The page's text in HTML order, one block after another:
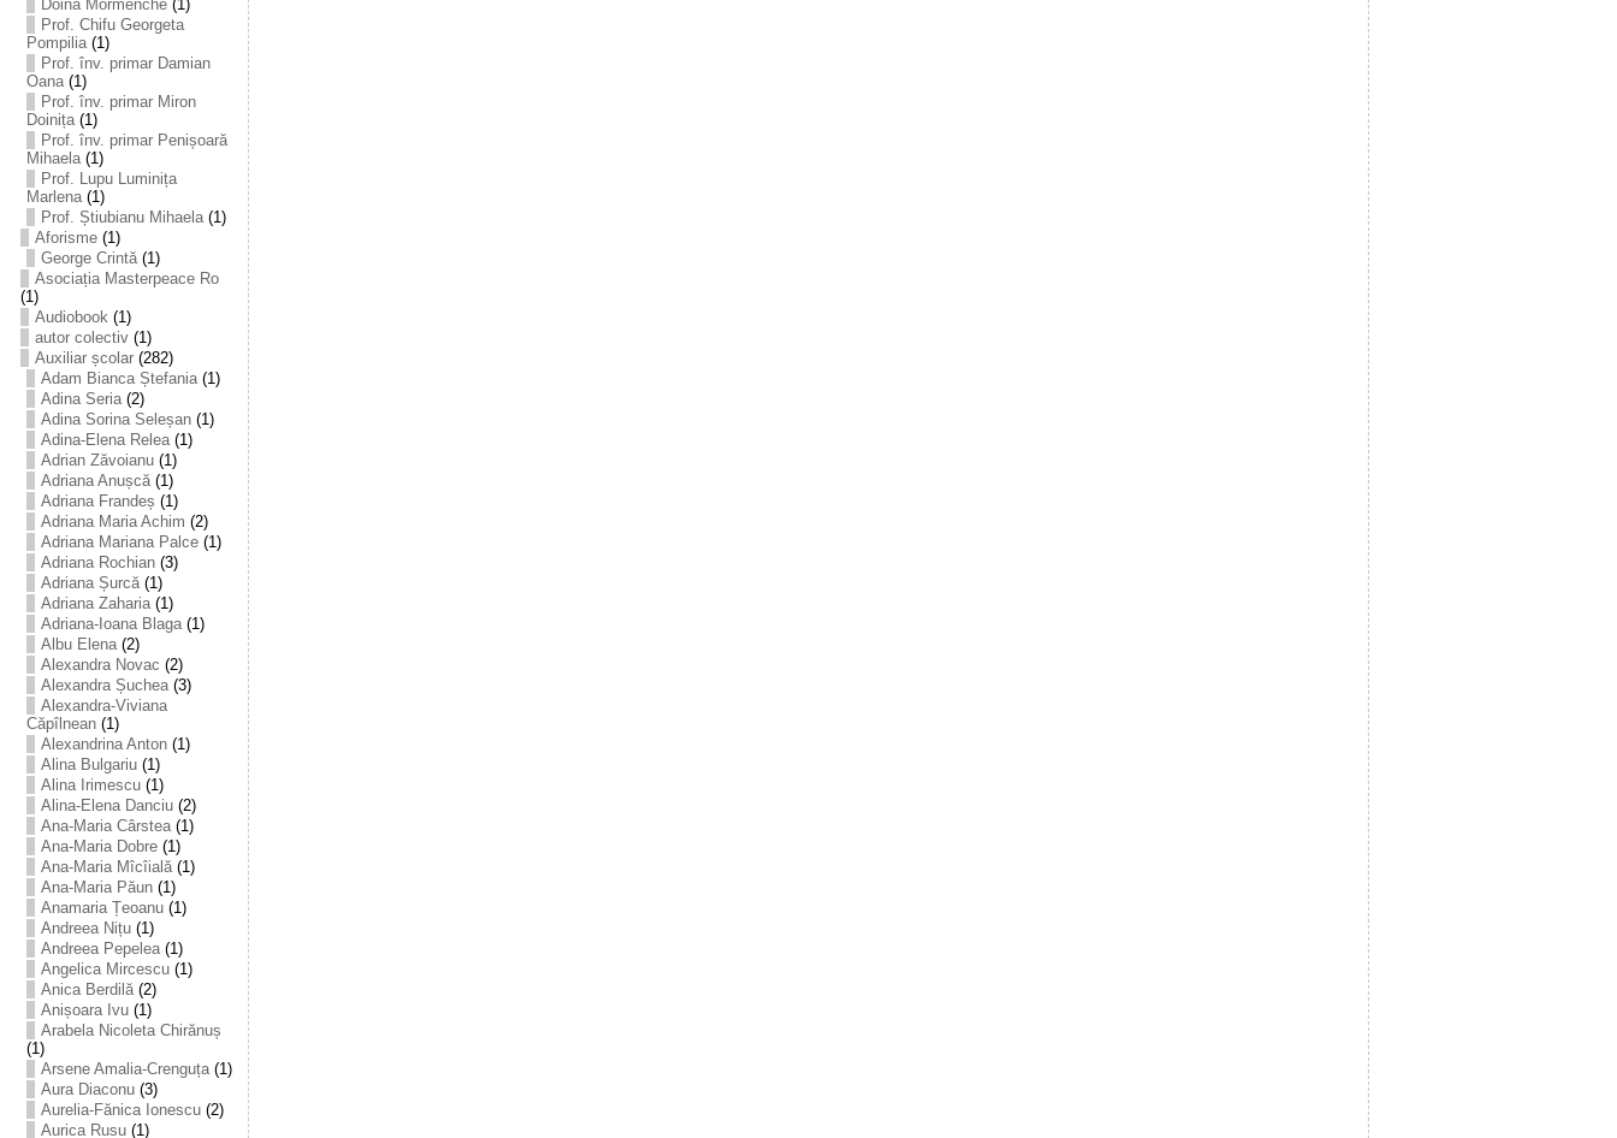
Doina Mormenche(1)
Prof. Chifu Georgeta
Pompilia(1)
Prof. înv. primar Damian
Oana(1)
Prof. înv. primar Miron
Doinița(1)
Prof. înv. primar Penișoară
Mihaela(1)
Prof. Lupu Luminița
Marlena(1)
Prof. Știubianu Mihaela(1)
Aforisme(1)
George Crintă(1)
Asociația Masterpeace Ro
(1)
Audiobook(1)
autor colectiv(1)
Auxiliar școlar(282)
Adam Bianca Ștefania(1)
Adina Seria(2)
Adina Sorina Seleșan(1)
Adina-Elena Relea(1)
Adrian Zăvoianu(1)
Adriana Anușcă(1)
Adriana Frandeș (1)
Adriana Maria Achim (2)
Adriana Mariana Palce(1)
Adriana Rochian(3)
Adriana Șurcă(1)
Adriana Zaharia(1)
Adriana-Ioana Blaga(1)
Albu Elena(2)
Alexandra Novac (2)
Alexandra Șuchea(3)
Alexandra-Viviana
Căpîlnean(1)
Alexandrina Anton(1)
Alina Bulgariu(1)
Alina Irimescu(1)
Alina-Elena Danciu(2)
Ana-Maria Cârstea(1)
Ana-Maria Dobre(1)
Ana-Maria Mîcîială(1)
Ana-Maria Păun(1)
Anamaria Țeoanu(1)
Andreea Nițu(1)
Andreea Pepelea(1)
Angelica Mircescu(1)
Anica Berdilă(2)
Anișoara Ivu(1)
Arabela Nicoleta Chirănuș
(1)
Arsene Amalia-Crenguța(1)
Aura Diaconu(3)
Aurelia-Fănica Ionescu(2)
Aurica Rusu(1)